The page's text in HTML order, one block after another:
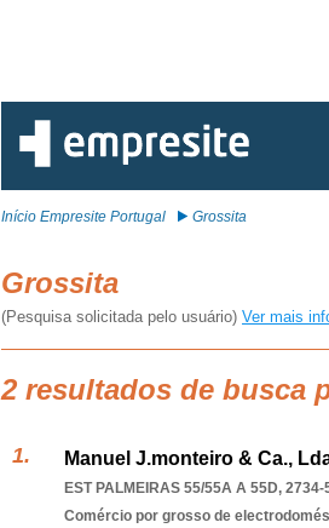
Início Empresite Portugal Grossita
Grossita
(Pesquisa solicitada pelo usuário) Ver mais
2 resultados de busca
Manuel J.monteiro & Ca.,
EST PALMEIRAS 55/55A A 55D, 2734-
Comércio por grosso de